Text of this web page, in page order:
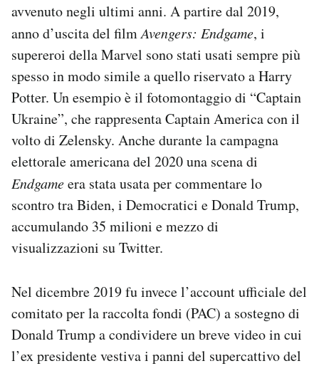
avvenuto negli ultimi anni. A partire dal 2019,
anno d’uscita del filmAvengers: Endgame, i
supereroi della Marvel sono stati usati sempre più
spesso in modo simile a quello riservato a Harry
Potter. Un esempio è il fotomontaggio di “Captain
Ukraine”, che rappresenta Captain America con il
volto di Zelensky. Anche durante la campagna
elettorale americana del 2020 una scena di
Endgameera stata usata per commentare lo
scontro tra Biden, i Democratici e Donald Trump,
accumulando 35 milioni e mezzo di
visualizzazioni su Twitter.
Nel dicembre 2019 fu invece l’account ufficiale del
comitato per la raccolta fondi (PAC) a sostegno di
Donald Trump a condividere un breve video in cui
l’ex presidente vestiva i panni del supercattivo del